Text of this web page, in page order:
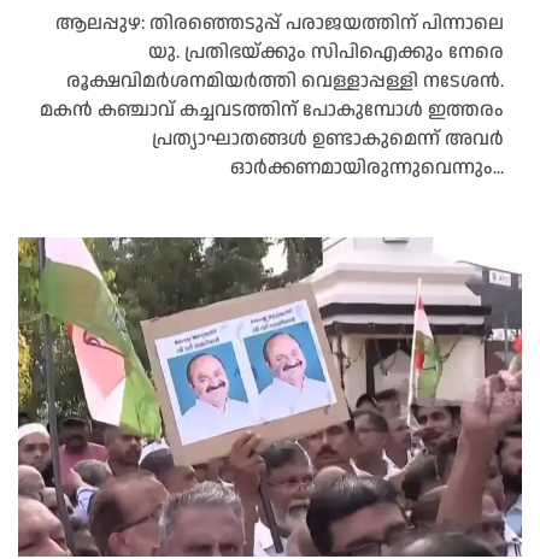
ആലപ്പുഴ: തിരഞ്ഞെടുപ്പ് പരാജയത്തിന് പിന്നാലെ
യു. പ്രതിഭയ്ക്കും സിപിഐക്കും നേരെ
രൂക്ഷവിമർശനമിയർത്തി വെള്ളാപ്പള്ളി നടേശൻ.
മകൻ കഞ്ചാവ് കച്ചവടത്തിന് പോകുമ്പോൾ ഇത്തരം
പ്രത്യാഘാതങ്ങൾ ഉണ്ടാകുമെന്ന് അവർ
ഓർക്കണമായിരുന്നുവെന്നും...